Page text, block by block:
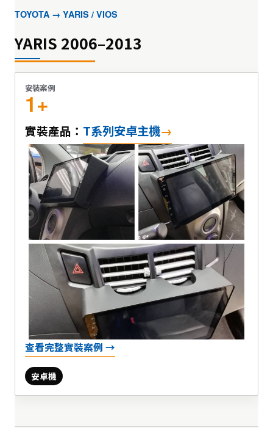
TOYOTA → YARIS / VIOS
YARIS 2006–2013
安裝案例
1+
實裝產品： T系列安卓主機
查看完整實裝案例 →
安卓機